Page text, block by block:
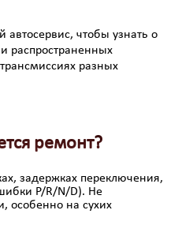
чтобы узнать о
распространенных
разных
ремонт?
задержках переключения,
P/R/N/D). Не
особенно на сухих